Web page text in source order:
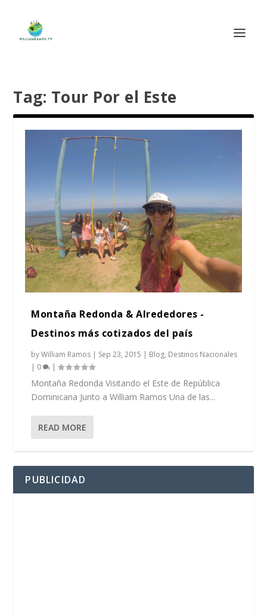
Tag: Tour Por el Este
Montaña Redonda & Alrededores -
Destinos más cotizados del país
byWilliam Ramos | Sep 23, 2015 | Blog, Destinos Nacionales
| 0 |
Montaña Redonda Visitando el Este de República
Dominicana Junto a William Ramos Una de las...
READ MORE
PUBLICIDAD